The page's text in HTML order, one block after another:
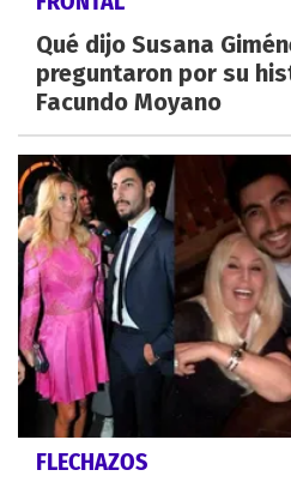
Qué dijo Susana
preguntaron por su
Facundo Moyano
FLECHAZOS